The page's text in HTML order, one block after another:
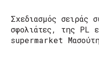
Σχεδιασμός σειράς
σφολιάτες, της PL
supermarket